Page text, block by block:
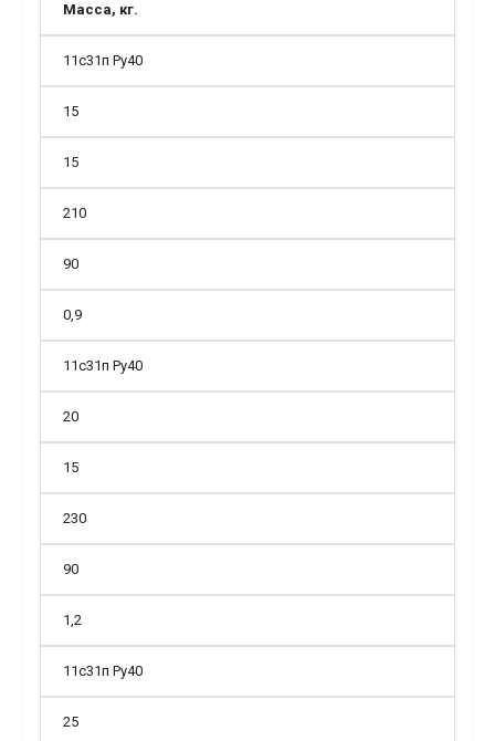
Масса, кг.
11с31п Ру40
15
15
210
90
0,9
11с31п Ру40
20
15
230
90
1,2
11с31п Ру40
25